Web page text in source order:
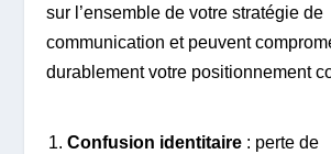
sur l’ensemble de votre stratégie de
communication et peuvent
durablement votre positionnement
Confusion identitaire: perte de